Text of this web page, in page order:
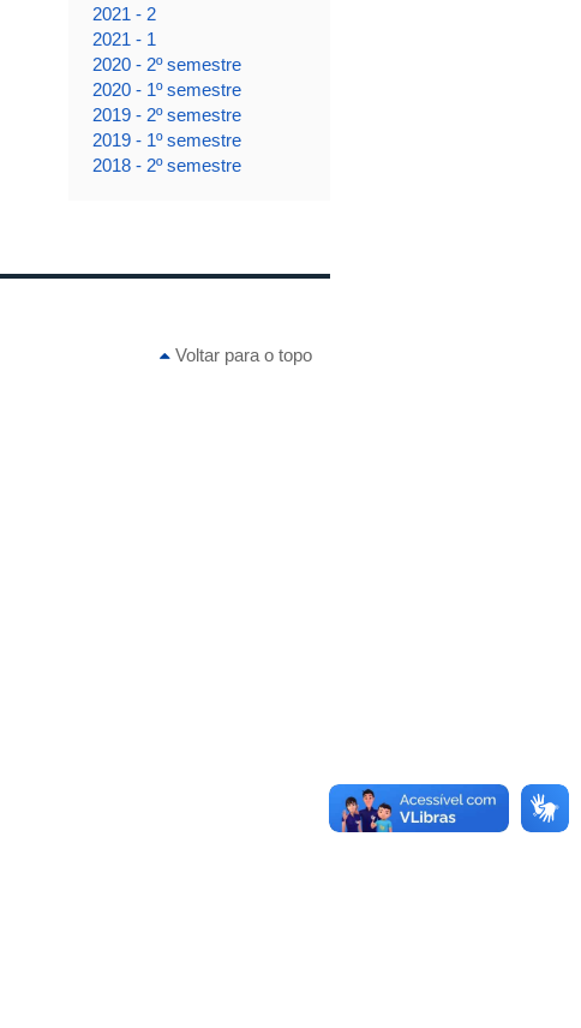
2021 - 2
2021 - 1
2020 - 2º semestre
2020 - 1º semestre
2019 - 2º semestre
2019 - 1º semestre
2018 - 2º semestre
Voltar para o topo